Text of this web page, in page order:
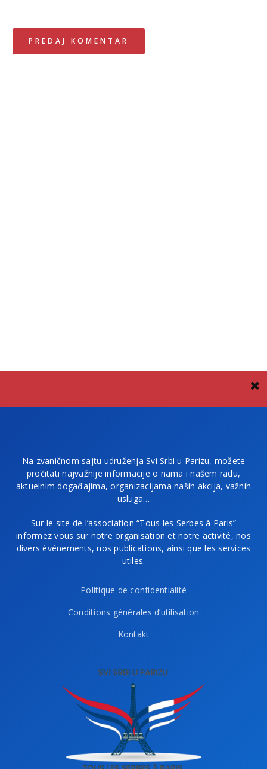
Na zvaničnom sajtu udruženja Svi Srbi u Parizu, možete
pročitati najvažnije informacije o nama i našem radu,
aktuelnim događajima, organizacijama naših akcija, važnih
usluga…
Sur le site de l’association “Tous les Serbes à Paris”
informez vous sur notre organisation et notre activité, nos
divers événements, nos publications, ainsi que les services
utiles.
Politique de confidentialité
Conditions générales d’utilisation
Kontakt